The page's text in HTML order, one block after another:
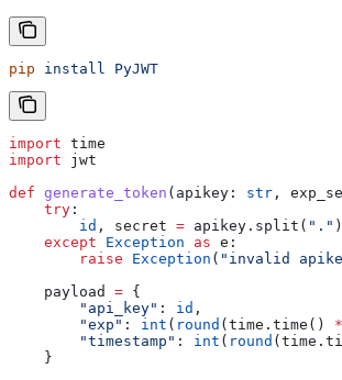
pip install PyJWT
import time
import jwt
def generate_token ( apikey : str ,
    try
:
        id
, secret = apikey.split( "." )
    except
Exception as e:
        raise
Exception ( "invalid
    payload
= {
        "api_key"
: id ,
        "exp"
: int ( round (time.time() *
        "timestamp"
: int ( round
    }